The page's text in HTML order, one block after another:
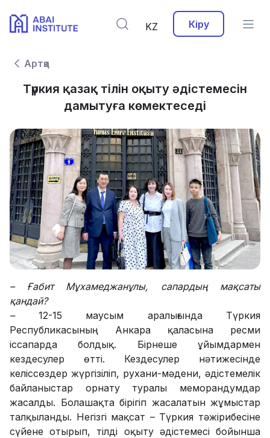
KZ Кіру
Артқа
Түркия қазақ тілін оқыту әдістемесін
дамытуға көмектеседі
– Ғабит Мұхамеджанұлы, сапардың мақсаты
қандай?
– 12-15 маусым аралығында Түркия
Республикасының Анкара қаласына ресми
іссапарда болдық. Бірнеше ұйымдармен
кездесулер өтті. Кездесулер нәтижесінде
келіссөздер жүргізіліп, рухани-мәдени, әдістемелік
байланыстар орнату туралы меморандумдар
жасалды. Болашақта бірігіп жасалатын жұмыстар
талқыланды. Негізгі мақсат – Түркия тәжірибесіне
сүйене отырып, тілді оқыту әдістемесі бойынша